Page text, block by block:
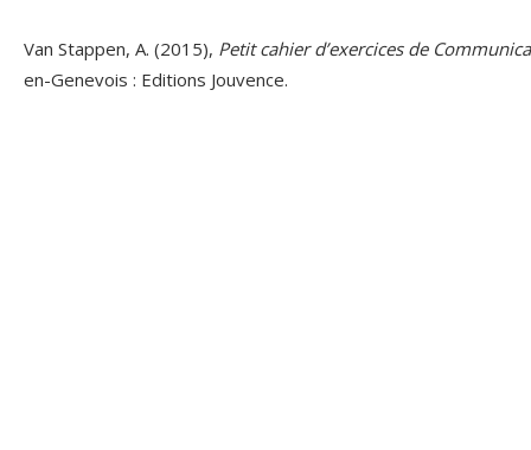
Van Stappen, A. (2015), Petit cahier d’exercices de
en-Genevois : Editions Jouvence.